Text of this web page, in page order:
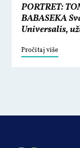
PORTRET:
BABASEKA
Universalis,
Pročitaj više